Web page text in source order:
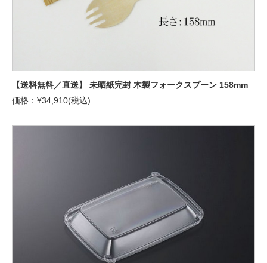
【送料無料／直送】 未晒紙完封 木製フォークスプーン 158mm
価格：¥34,910(税込)